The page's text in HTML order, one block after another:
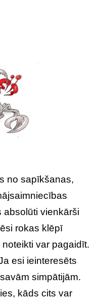
no sapīkšanas,
absolūti vienkārši
rokas klēpī
var pagaidīt.
esi ieinteresēts
simpātijām.
kāds cits var